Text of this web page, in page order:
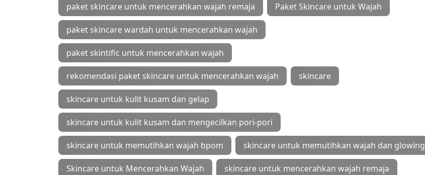
paket skincare untuk mencerahkan wajah remaja Paket Skincare untuk Wajah
paket skincare wardah untuk mencerahkan wajah
paket skintific untuk mencerahkan wajah
rekomendasi paket skincare untuk mencerahkan wajah skincare
skincare untuk kulit kusam dan gelap
skincare untuk kulit kusam dan mengecilkan pori-pori
skincare untuk memutihkan wajah bpom skincare untuk memutihkan wajah dan glowing
Skincare untuk Mencerahkan Wajah skincare untuk mencerahkan wajah remaja